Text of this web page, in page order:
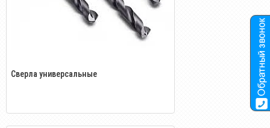
Сверла универсальные